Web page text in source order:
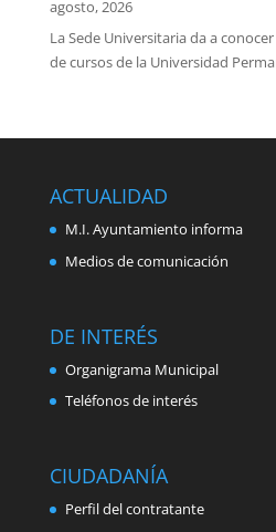
agosto, 2026
La Sede Universitaria da a
de cursos de la Universidad
ACTUALIDAD
M.I. Ayuntamiento informa
Medios de comunicación
DE INTERÉS
Organigrama Municipal
Teléfonos de interés
CIUDADANÍA
Perfil del contratante